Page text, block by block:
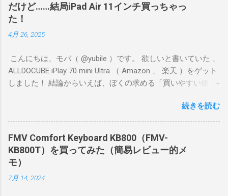
だけど……結局iPad Air 11インチ買っちゃっ
た！
4月 26, 2025
こんにちは、モバ（ @yubile ）です。 欲しいと書いていた 、
ALLDOCUBE iPlay 70 mini Ultra （ Amazon 、 楽天 ）をゲット
しました！ 結論からいえば、ぼくの求める「買いやすい価
ポイントをしっかり満たしていたので満足度が高いです。 ぼ
くが遊ぶゲームはFGOやグラブル、ウマ娘、プリコネR、艦こ
ムではないけど、あまりスペックが低いとカクカクしてスト
レスがたまります。 片手で持ちやすいサイズながら、ゲーム
が割としっかり遊べるナイス端末、と感じました。
続きを読む
FMV Comfort Keyboard KB800（FMV-
KB800T）を買ってみた（簡易レビュー的メ
モ）
7月 14, 2024